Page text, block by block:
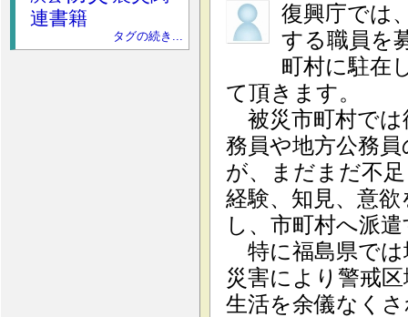
復興庁では
する職員を
町村に駐在
て頂きます。
被災市町村では
務員や地方公務
が、まだまだ不
経験、知見、意
し、市町村へ派
特に福島県では
災害により警戒
生活を余儀なく
連書籍
タグの続き...